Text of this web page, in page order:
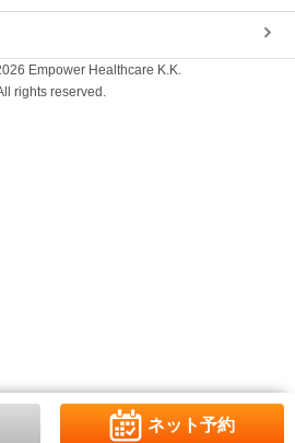
ネット予約
Empower Healthcare K.K.
rights reserved.